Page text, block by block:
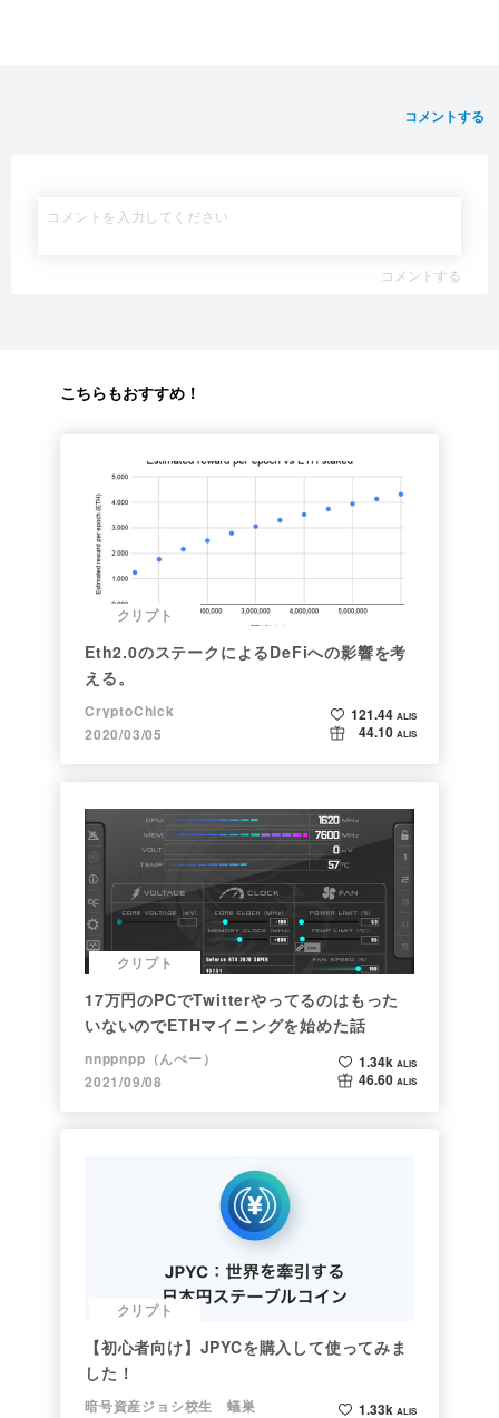
コメントする
コメントする
こちらもおすすめ！
クリプト
Eth2.0のステークによるDeFiへの影響を考
える。
CryptoChick
2020/03/05
121.44 ALIS
44.10 ALIS
クリプト
17万円のPCでTwitterやってるのはもった
いないのでETHマイニングを始めた話
nnppnpp（んぺー）
2021/09/08
1.34k ALIS
46.60 ALIS
クリプト
【初心者向け】JPYCを購入して使ってみま
した！
暗号資産ジョシ校生 蟻巣 1.33k ALIS